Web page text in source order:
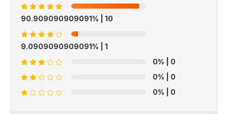
90.909090909091% | 10
9.0909090909091% | 1
0% | 0
0% | 0
0% | 0